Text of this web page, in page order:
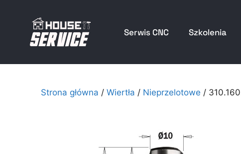
Serwis CNC Szkolenia
Strona główna / Wiertła / Nieprzelotowe /